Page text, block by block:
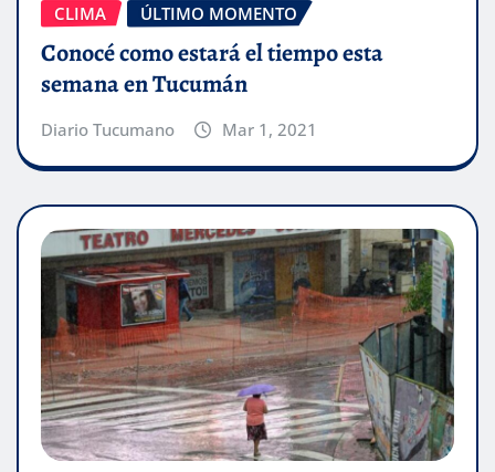
CLIMA ÚLTIMO MOMENTO
Conocé como estará el tiempo esta
semana en Tucumán
Diario Tucumano Mar 1, 2021